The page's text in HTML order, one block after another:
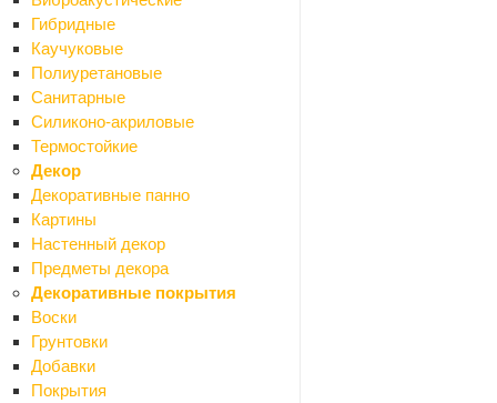
Гибридные
Каучуковые
Полиуретановые
Санитарные
Силиконо-акриловые
Термостойкие
Декор
Декоративные панно
Картины
Настенный декор
Предметы декора
Декоративные покрытия
Воски
Грунтовки
Добавки
Покрытия
Плиточный клей
Шпаклевки сухие
Штукатурки сухие
Теплоизоляция и шумоизоляция
Назад
Теплоизоляция и шумоизоляция
Минеральная вата
Пенополистирольные плиты
Поролон и синтепон
Фасадные и кровельные пленки
Древесно-плитные материалы
Назад
Древесно-плитные материалы
ДВП
ОСП (OSB)
Фанера